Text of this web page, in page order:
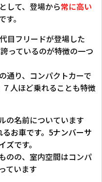
して、登場から常に高い
。
目フリードが登場した
っているのが特徴の一つ
通り、コンパクトカーで
人ほど乗れることも特徴
の名前についています
お車です。5ナンバーサ
です。
のの、室内空間はコンパ
ています